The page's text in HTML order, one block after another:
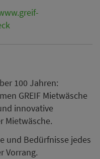
100 Jahren:
GREIF Mietwäsche
innovative
Mietwäsche.
und Bedürfnisse jedes
Vorrang.